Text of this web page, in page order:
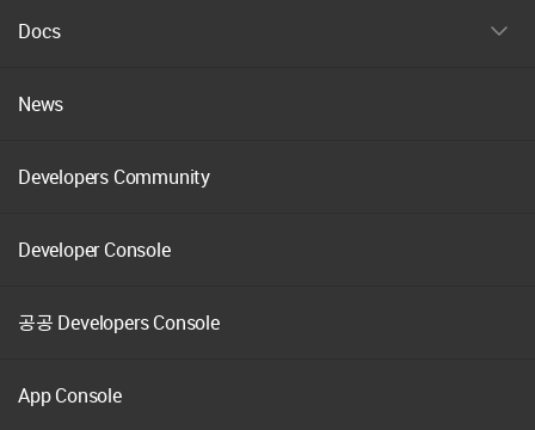
Docs
펼
News
Developers Community
Developer Console
공공 Developers Console
App Console